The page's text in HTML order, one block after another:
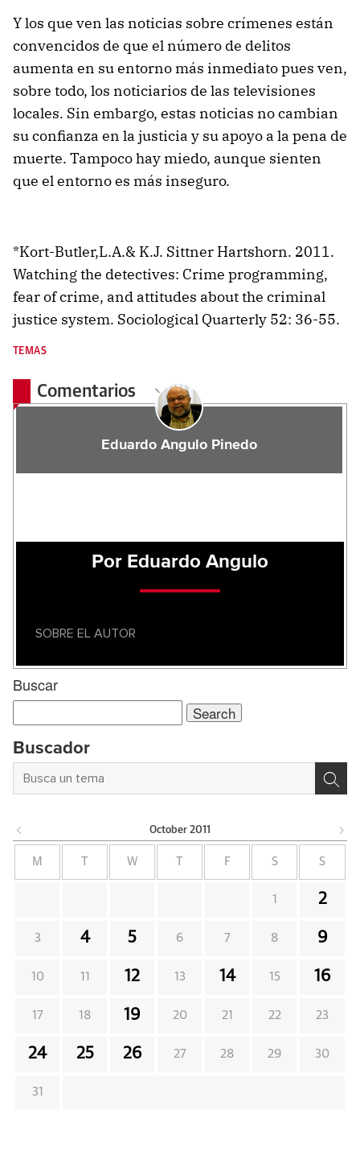
Y los que ven las noticias sobre crímenes están
convencidos de que el número de delitos
aumenta en su entorno más inmediato pues ven,
sobre todo, los noticiarios de las televisiones
locales. Sin embargo, estas noticias no cambian
su confianza en la justicia y su apoyo a la pena de
muerte. Tampoco hay miedo, aunque sienten
que el entorno es más inseguro.
*Kort-Butler,L.A.& K.J. Sittner Hartshorn. 2011.
Watching the detectives: Crime programming,
fear of crime, and attitudes about the criminal
justice system. Sociological Quarterly 52: 36-55.
TEMAS
Comentarios
Eduardo Angulo Pinedo
Por Eduardo Angulo
SOBRE EL AUTOR
Buscar
Search
for:
Buscador
October 2011
M W F S S
1 2
3 4 5 6 7 8 9
10 11 12 13 14 15 16
17 18 19 20 21 22 23
24 25 26 27 28 29 30
31